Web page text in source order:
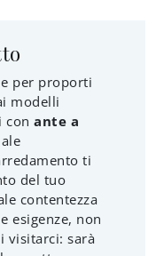
per proporti
modelli
con ante a
ti
del tuo
contentezza
esigenze, non
visitarci: sarà